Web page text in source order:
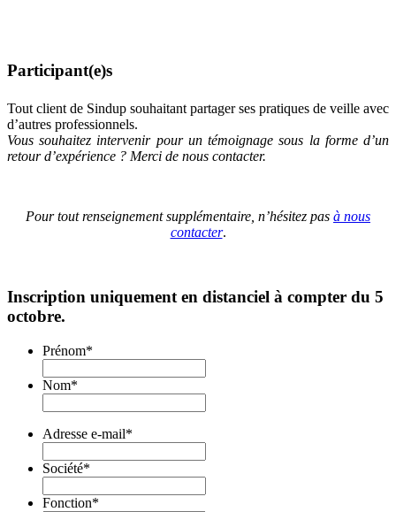
Participant(e)s
Tout client de Sindup souhaitant partager ses pratiques de veille avec
d’autres professionnels.
Vous souhaitez intervenir pour un témoignage sous la forme d’un
retour d’expérience ? Merci de nous contacter.
Pour tout renseignement supplémentaire, n’hésitez pas à nous
contacter.
Inscription uniquement en distanciel à compter du 5
octobre.
Prénom*
Nom*
Adresse e-mail*
Société*
Fonction*